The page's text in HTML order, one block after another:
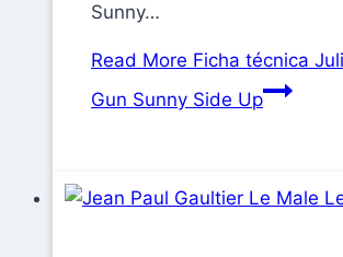
Sunny…
Read More Ficha técnica
Gun Sunny Side Up